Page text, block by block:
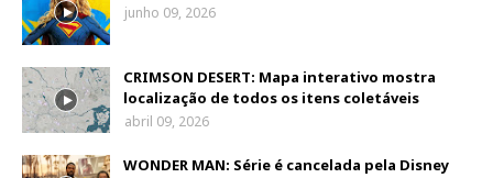
junho 09, 2026
CRIMSON DESERT: Mapa interativo mostra
localização de todos os itens coletáveis
abril 09, 2026
WONDER MAN: Série é cancelada pela Disney